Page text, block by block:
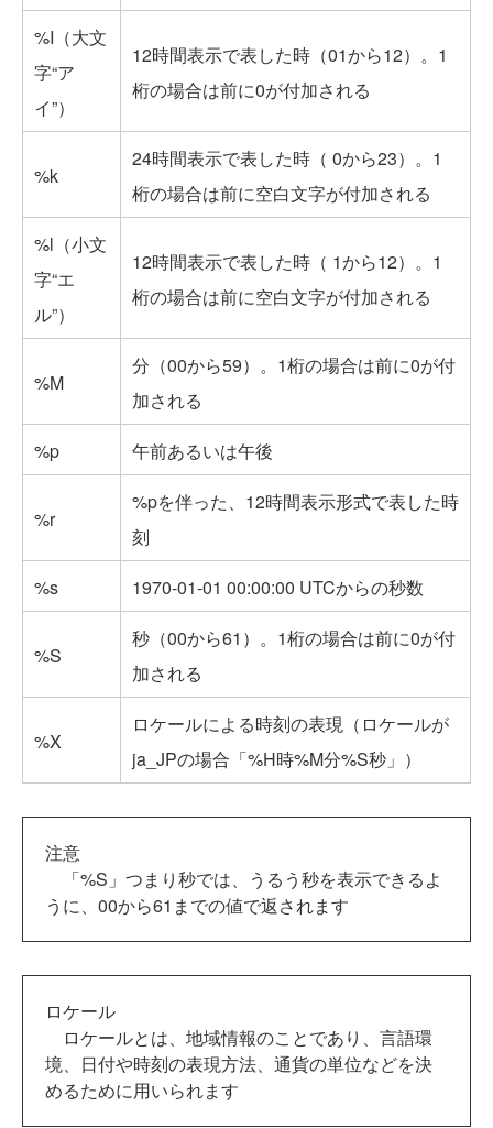
%I（大文
字“ア
イ”）
12時間表示で表した時（01から12）。1
桁の場合は前に0が付加される
%k
24時間表示で表した時（ 0から23）。1
桁の場合は前に空白文字が付加される
%l（小文
字“エ
ル”）
12時間表示で表した時（ 1から12）。1
桁の場合は前に空白文字が付加される
%M
分（00から59）。1桁の場合は前に0が付
加される
%p
午前あるいは午後
%r
%pを伴った、12時間表示形式で表した時
刻
%s
1970-01-01 00:00:00 UTCからの秒数
%S
秒（00から61）。1桁の場合は前に0が付
加される
%X
ロケールによる時刻の表現（ロケールが
ja_JPの場合「%H時%M分%S秒」）
注意
「%S」つまり秒では、うるう秒を表示できるよ
うに、00から61までの値で返されます
ロケール
ロケールとは、地域情報のことであり、言語環
境、日付や時刻の表現方法、通貨の単位などを決
めるために用いられます